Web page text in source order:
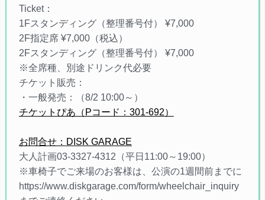
Ticket：
1Fスタンディング（整理番号付） ¥7,000
2F指定席 ¥7,000（税込）
2Fスタンディング（整理番号付） ¥7,000
※全席種、別途ドリンク代必要
チケット販売：
・一般発売：（8/2 10:00～）
チケットぴあ（Pコード：301-692）
お問合せ： DISK GARAGE
大人計画03-3327-4312（平日11:00～19:00）
※車椅子でご来場のお客様は、公演の1週間前までに
https://www.diskgarage.com/form/wheelchair_inquiry